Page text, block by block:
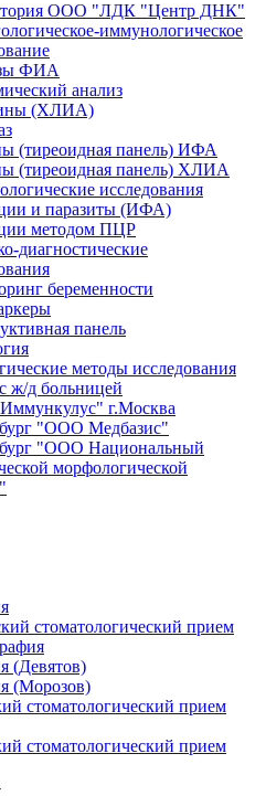
ООО "ЛДК "Центр ДНК"
иммунологическое
ФИА
анализ
(ХЛИА)
(тиреоидная панель) ИФА
(тиреоидная панель) ХЛИА
исследования
и паразиты (ИФА)
методом ПЦР
диагностические
беременности
панель
методы исследования
ж/д больницей
г.Москва
"ООО Медбазис"
"ООО Национальный
морфологической
стоматологический прием
(Девятов)
(Морозов)
стоматологический прием
стоматологический прием